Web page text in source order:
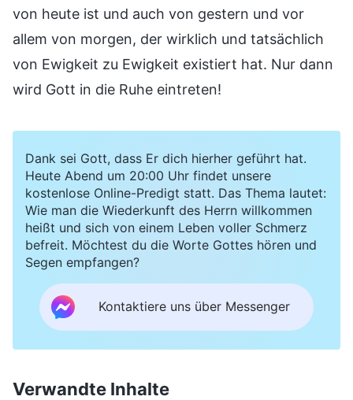
von heute ist und auch von gestern und vor
allem von morgen, der wirklich und tatsächlich
von Ewigkeit zu Ewigkeit existiert hat. Nur dann
wird Gott in die Ruhe eintreten!
Dank sei Gott, dass Er dich hierher geführt hat.
Heute Abend um 20:00 Uhr findet unsere
kostenlose Online-Predigt statt. Das Thema lautet:
Wie man die Wiederkunft des Herrn willkommen
heißt und sich von einem Leben voller Schmerz
befreit. Möchtest du die Worte Gottes hören und
Segen empfangen?
Kontaktiere uns über Messenger
Verwandte Inhalte